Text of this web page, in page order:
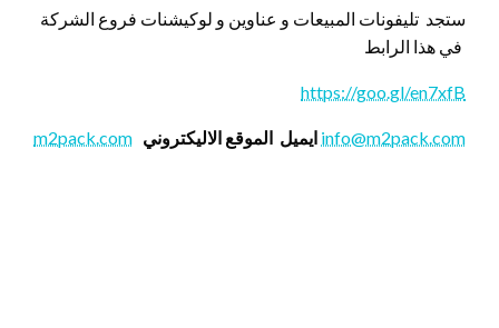
ستجد تليفونات المبيعات و عناوين و لوكيشنات فروع الشركة
في هذا الرابط
https://goo.gl/en7xfB
info@m2pack.com ايميل الموقع الاليكتروني m2pack.com